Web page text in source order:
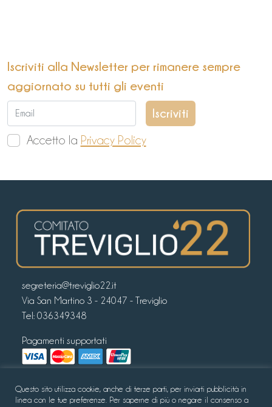
Iscriviti alla Newsletter per rimanere sempre
aggiornato su tutti gli eventi
Accetto la Privacy Policy
segreteria@treviglio22.it
Via San Martino 3 - 24047 - Treviglio
Tel: 036349348
Pagamenti supportati
Seguici sui nostri canali Social
Questo sito utilizza cookie, anche di terze parti, per inviarti pubblicità in
linea con le tue preferenze. Per saperne di più o negare il consenso a